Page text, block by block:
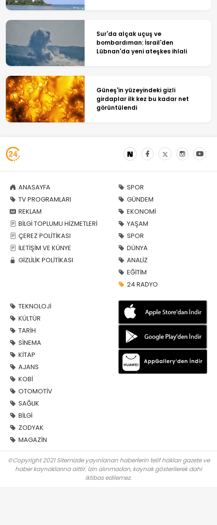
Sur'da alçak uçuş ve
bombardıman: İsrail'den
Lübnan'da yeni ateşkes ihlali
Güneş'in yüzeyindeki gizli
girdaplar ilk kez bu kadar net
görüntülendi
ANASAYFA
TV PROGRAMLARI
REKLAM
BİLGİ TOPLUMU HİZMETLERİ
ÇEREZ POLİTİKASI
İLETİŞİM VE KÜNYE
GİZLİLİK POLİTİKASI
SPOR
GÜNDEM
EKONOMİ
YAŞAM
SPOR
DÜNYA
ANALİZ
EĞİTİM
24 RADYO
TEKNOLOJİ
KÜLTÜR
TARİH
SİNEMA
KİTAP
AJANS
KOBİ
OTOMOTİV
SAĞLIK
BİLGİ
ZODYAK
MAGAZİN
©Copyright 2021 Sitemizde yayınlanan haberlerin telif hakları gazete ve
haber kaynaklarına aittir. İzin alınmadan, kaynak gösterilerek dahi
iktibas edilemez.